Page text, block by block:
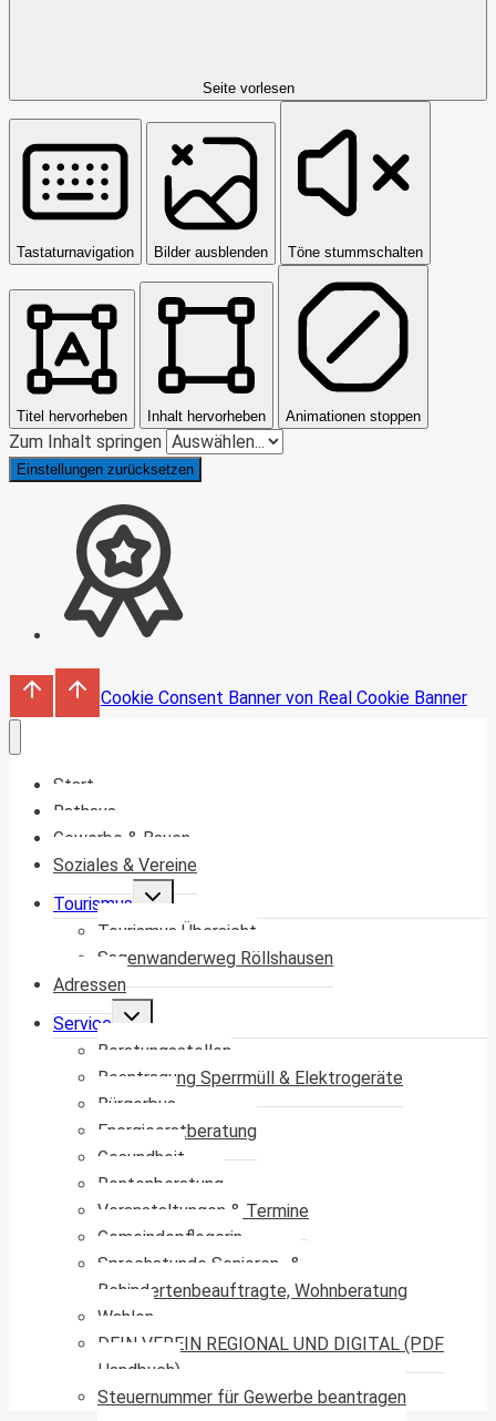
Seite vorlesen
Tastaturnavigation Bilder ausblenden Töne stummschalten
Titel hervorheben Inhalt hervorheben Animationen stoppen
Zum Inhalt springen
Einstellungen zurücksetzen
Cookie Consent Banner von Real Cookie Banner
Start
Rathaus
Gewerbe & Bauen
Soziales & Vereine
Tourismus
Untermenü
umschalten
Tourismus Übersicht
Sagenwanderweg Röllshausen
Adressen
Service
Untermenü
umschalten
Beratungsstellen
Beantragung Sperrmüll & Elektrogeräte
Bürgerbus
Energieerstberatung
Gesundheit
Rentenberatung
Veranstaltungen & Termine
Gemeindepflegerin
Sprechstunde Senioren- &
Behindertenbeauftragte, Wohnberatung
Wahlen
DEIN VEREIN REGIONAL UND DIGITAL (PDF
Handbuch)
Steuernummer für Gewerbe beantragen